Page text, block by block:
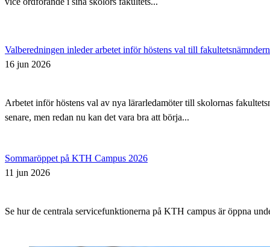
Valberedningen inleder arbetet inför höstens val till
16 jun 2026
Arbetet inför höstens val av nya lärarledamöter till skolornas
senare, men redan nu kan det vara bra att börja...
Sommaröppet på KTH Campus 2026
11 jun 2026
Se hur de centrala servicefunktionerna på KTH campus är öppna